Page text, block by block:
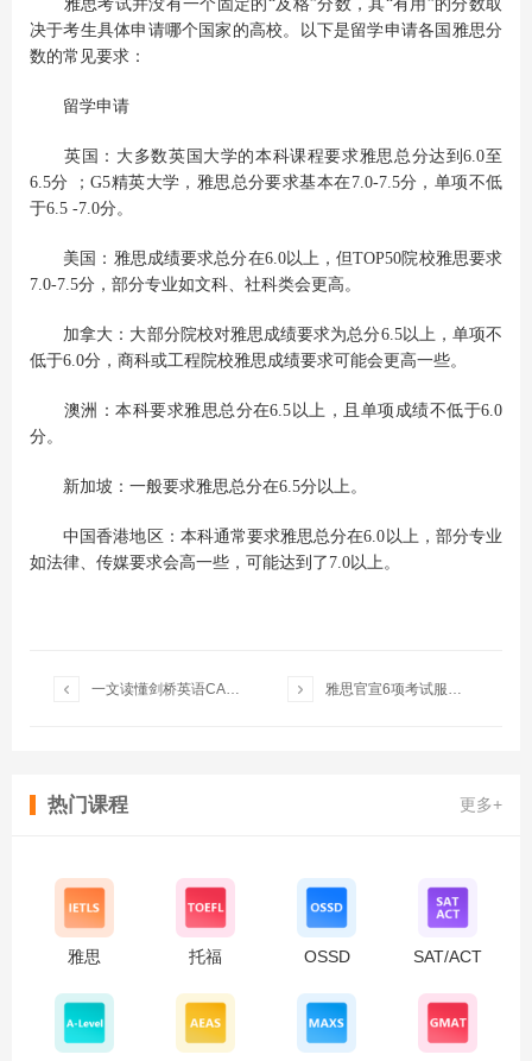
雅思考试并没有一个固定的“及格”分数，其“有用”的分数取
决于考生具体申请哪个国家的高校。以下是留学申请各国雅思分
数的常见要求：
留学申请
英国：大多数英国大学的本科课程要求雅思总分达到6.0至
6.5分 ；G5精英大学，雅思总分要求基本在7.0-7.5分，单项不低
于6.5 -7.0分。
美国：雅思成绩要求总分在6.0以上，但TOP50院校雅思要求
7.0-7.5分，部分专业如文科、社科类会更高。
加拿大：大部分院校对雅思成绩要求为总分6.5以上，单项不
低于6.0分，商科或工程院校雅思成绩要求可能会更高一些。
澳洲：本科要求雅思总分在6.5以上，且单项成绩不低于6.0
分。
新加坡：一般要求雅思总分在6.5分以上。
中国香港地区：本科通常要求雅思总分在6.0以上，部分专业
如法律、传媒要求会高一些，可能达到了7.0以上。
 一文读懂剑桥英语CAE考试，原来含金量这么高！  雅思官宣6项考试服务重磅升级！雅思机考最快1天出分！
热门课程 更多+
雅思 托福 OSSD SAT/ACT